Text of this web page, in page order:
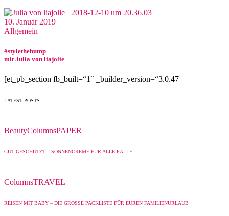
10. Januar 2019
Allgemein
#stylethebump
mit Julia von liajolie
[et_pb_section fb_built=“1″ _builder_version=“3.0.47
LATEST POSTS
BeautyColumnsPAPER
GUT GESCHÜTZT – SONNENCREME FÜR ALLE FÄLLE
ColumnsTRAVEL
REISEN MIT BABY – DIE GROSSE PACKLISTE FÜR EUREN FAMILIENURLAUB